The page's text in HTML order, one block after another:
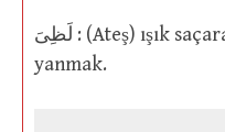
لَظِىَ : (Ateş) ışık saçarak, cayır cayır alev almak,
yanmak.